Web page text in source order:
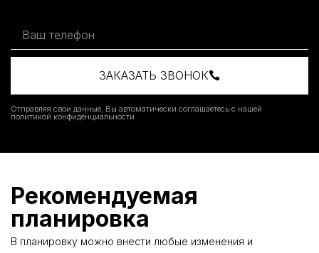
ЗАКАЗАТЬ ЗВОНОК
Отправляя свои данные, Вы автоматически соглашаетесь с нашей
политикой конфиденциальности
Рекомендуемая
планировка
В планировку можно внести любые изменения и